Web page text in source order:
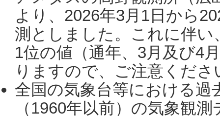
より、2026年3月1日から
測としました。これに伴い
1位の値（通年、3月及び4
りますので、ご注意くだ
全国の気象台等における過
（1960年以前）の気象観